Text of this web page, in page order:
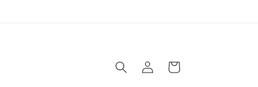
InloggenWinkelwagen